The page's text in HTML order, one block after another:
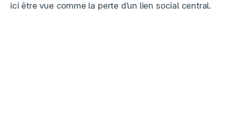
ici être vue comme la perte d’un lien social central.